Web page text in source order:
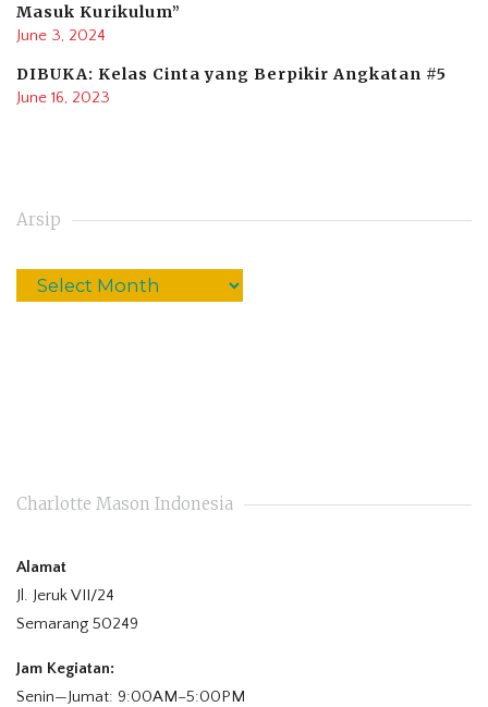
Masuk Kurikulum”
June 3, 2024
DIBUKA: Kelas Cinta yang Berpikir Angkatan #5
June 16, 2023
Arsip
Charlotte Mason Indonesia
Alamat
Jl. Jeruk VII/24
Semarang 50249
Jam Kegiatan:
Senin—Jumat: 9:00AM–5:00PM